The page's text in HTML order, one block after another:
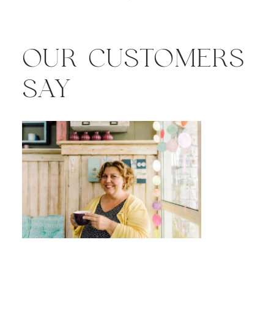
OUR CUSTOMERS
SAY